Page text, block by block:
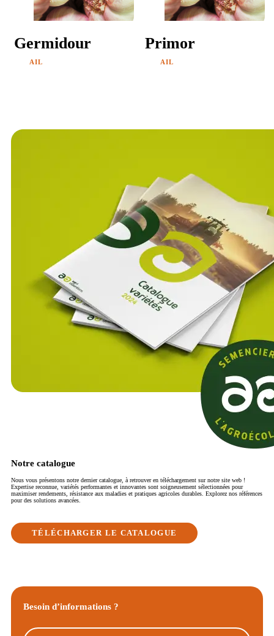
Germidour
AIL
Primor
AIL
Notre catalogue
Nous vous présentons notre dernier catalogue, à retrouver en téléchargement sur notre site web !
Expertise reconnue, variétés performantes et innovantes sont soigneusement sélectionnées pour
maximiser rendements, résistance aux maladies et pratiques agricoles durables. Explorez nos références
pour des solutions avancées.
TÉLÉCHARGER LE CATALOGUE
Besoin d’informations ?